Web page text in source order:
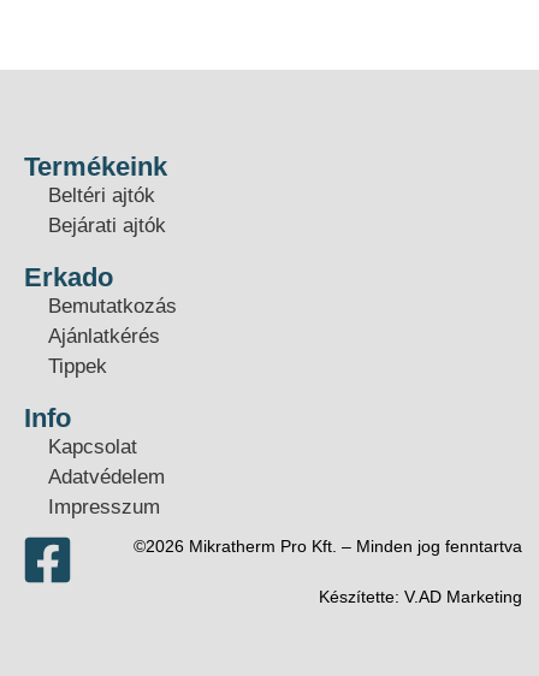
Termékeink
Beltéri ajtók
Bejárati ajtók
Erkado
Bemutatkozás
Ajánlatkérés
Tippek
Info
Kapcsolat
Adatvédelem
Impresszum
©2026 Mikratherm Pro Kft. – Minden jog fenntartva​
Készítette: V.AD Marketing